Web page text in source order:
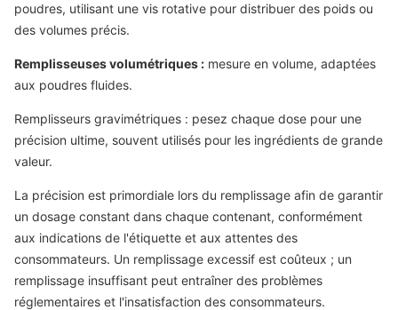
poudres, utilisant une vis rotative pour distribuer des poids ou
des volumes précis.
Remplisseuses volumétriques : mesure en volume, adaptées
aux poudres fluides.
Remplisseurs gravimétriques : pesez chaque dose pour une
précision ultime, souvent utilisés pour les ingrédients de grande
valeur.
La précision est primordiale lors du remplissage afin de garantir
un dosage constant dans chaque contenant, conformément
aux indications de l'étiquette et aux attentes des
consommateurs. Un remplissage excessif est coûteux ; un
remplissage insuffisant peut entraîner des problèmes
réglementaires et l'insatisfaction des consommateurs.